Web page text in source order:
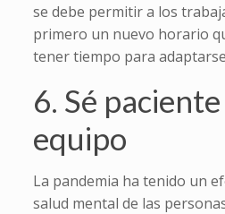
se debe permitir a los
primero un nuevo horario
tener tiempo para
6. Sé
equipo
La pandemia ha tenido un
salud mental de las